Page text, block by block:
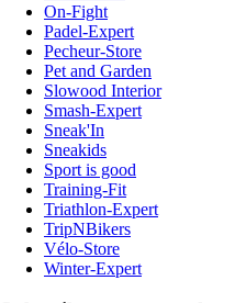
On-Fight
Padel-Expert
Pecheur-Store
Pet and Garden
Slowood Interior
Smash-Expert
Sneak'In
Sneakids
Sport is good
Training-Fit
Triathlon-Expert
TripNBikers
Vélo-Store
Winter-Expert